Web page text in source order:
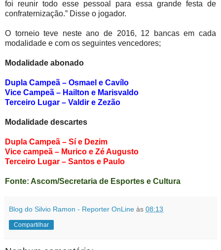
foi reunir todo esse pessoal para essa grande festa de
confraternização.” Disse o jogador.
O torneio teve neste ano de 2016, 12 bancas em cada
modalidade e com os seguintes vencedores;
Modalidade abonado
Dupla Campeã – Osmael e Cavílo
Vice Campeã – Hailton e Marisvaldo
Terceiro Lugar – Valdir e Zezão
Modalidade descartes
Dupla Campeã – Sí e Dezim
Vice campeã – Murico e Zé Augusto
Terceiro Lugar – Santos e Paulo
Fonte: Ascom/Secretaria de Esportes e Cultura
Blog do Silvio Ramon - Reporter OnLine às 08:13
Compartilhar